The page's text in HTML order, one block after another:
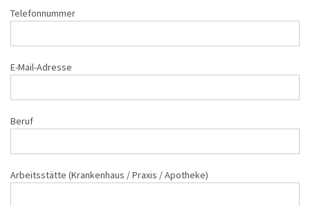
Telefonnummer
E-Mail-Adresse
Beruf
Arbeitsstätte (Krankenhaus / Praxis / Apotheke)